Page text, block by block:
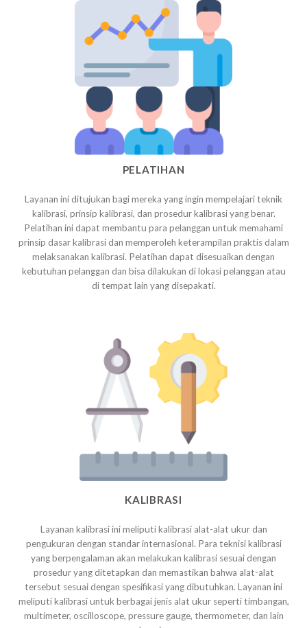
PELATIHAN
Layanan ini ditujukan bagi mereka yang ingin mempelajari teknik
kalibrasi, prinsip kalibrasi, dan prosedur kalibrasi yang benar.
Pelatihan ini dapat membantu para pelanggan untuk memahami
prinsip dasar kalibrasi dan memperoleh keterampilan praktis dalam
melaksanakan kalibrasi. Pelatihan dapat disesuaikan dengan
kebutuhan pelanggan dan bisa dilakukan di lokasi pelanggan atau
di tempat lain yang disepakati.
KALIBRASI
Layanan kalibrasi ini meliputi kalibrasi alat-alat ukur dan
pengukuran dengan standar internasional. Para teknisi kalibrasi
yang berpengalaman akan melakukan kalibrasi sesuai dengan
prosedur yang ditetapkan dan memastikan bahwa alat-alat
tersebut sesuai dengan spesifikasi yang dibutuhkan. Layanan ini
meliputi kalibrasi untuk berbagai jenis alat ukur seperti timbangan,
multimeter, oscilloscope, pressure gauge, thermometer, dan lain